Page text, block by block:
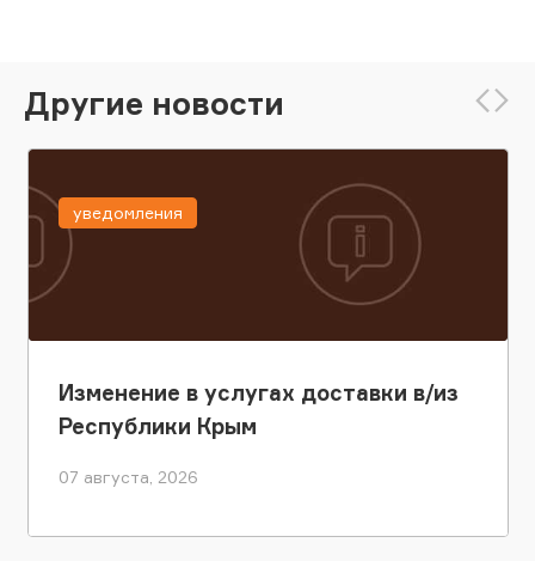
Другие новости
Изменение в услугах доставки в/из
Республики Крым
07 августа, 2026
уведомления